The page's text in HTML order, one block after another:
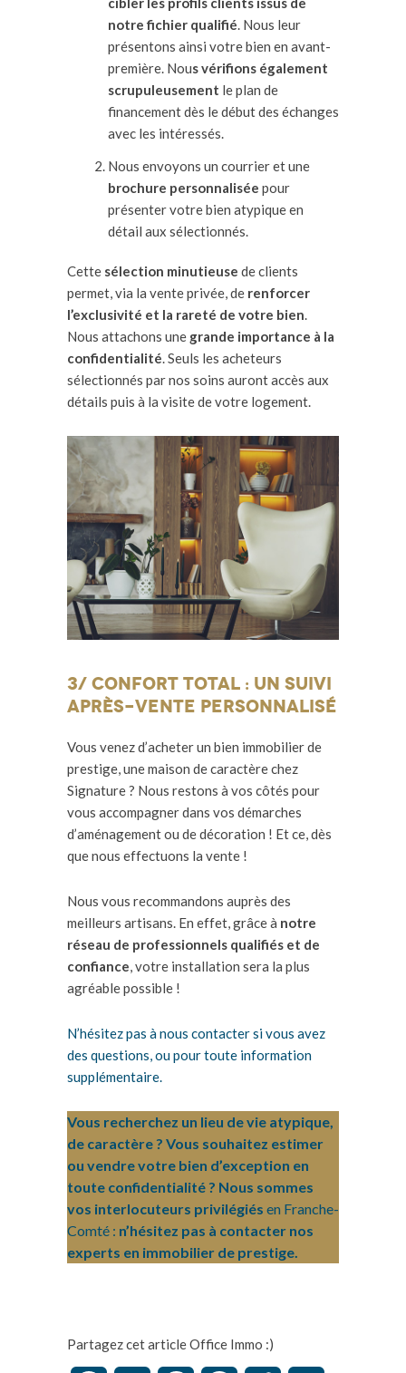
notre fichier qualifié. Nous leur
présentons ainsi votre bien en avant-
première. Nous vérifions également
scrupuleusement le plan de
financement dès le début des échanges
avec les intéressés.
Nous envoyons un courrier et une
brochure personnalisée pour
présenter votre bien atypique en
détail aux sélectionnés.
Cette sélection minutieuse de clients
permet, via la vente privée, de renforcer
l’exclusivité et la rareté de votre bien.
Nous attachons une grande importance à la
confidentialité. Seuls les acheteurs
sélectionnés par nos soins auront accès aux
détails puis à la visite de votre logement.
3/ confort total : un suivi
après-vente personnalisé
Vous venez d’acheter un bien immobilier de
prestige, une maison de caractère chez
Signature ? Nous restons à vos côtés pour
vous accompagner dans vos démarches
d’aménagement ou de décoration ! Et ce, dès
que nous effectuons la vente !
Nous vous recommandons auprès des
meilleurs artisans. En effet, grâce à notre
réseau de professionnels qualifiés et de
confiance, votre installation sera la plus
agréable possible !
N’hésitez pas à nous contacter si vous avez
des questions, ou pour toute information
supplémentaire.
Vous recherchez un lieu de vie atypique,
de caractère ? Vous souhaitez estimer
ou vendre votre bien d’exception en
toute confidentialité ? Nous sommes
vos interlocuteurs privilégiés en Franche-
Comté : n’hésitez pas à contacter nos
experts en immobilier de prestige.
Partagez cet article Office Immo :)